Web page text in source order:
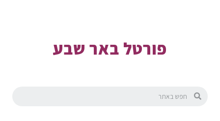
פורטל באר שבע